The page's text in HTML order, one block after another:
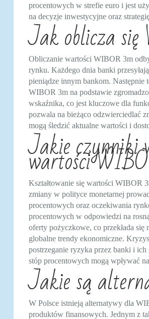
procentowych w strefie euro i jest
na decyzje inwestycyjne oraz
Jak oblicza
Obliczanie wartości WIBOR 3m
rynku. Każdego dnia banki
pieniądze innym bankom. Następnie
WIBOR 3m na podstawie
wskaźnika, co jest kluczowe dla
pozwala na bieżąco odzwierciedlać
mogą śledzić aktualne wartości i
Jakie czynniki
wartości
Kształtowanie się wartości WIBOR
zmiany w polityce monetarnej
procentowych oraz oczekiwania
procentowych w odpowiedzi na
oferty pożyczkowe, co przekłada
globalne trendy ekonomiczne.
postrzeganie ryzyka przez banki i
stóp procentowych mogą wpływać
Jakie są
W Polsce istnieją alternatywy dla
produktów finansowych. Jednym z